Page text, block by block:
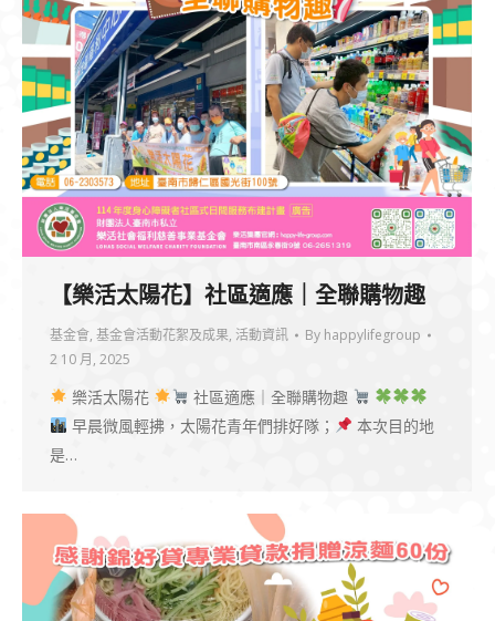
【樂活太陽花】社區適應｜全聯購物趣
基金會, 基金會活動花絮及成果, 活動資訊 By happylifegroup
2 10 月, 2025
樂活太陽花
社區適應｜全聯購物趣
早晨微風輕拂，太陽花青年們排好隊；
本次目的地
是…